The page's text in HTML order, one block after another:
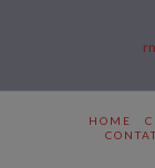
HOME